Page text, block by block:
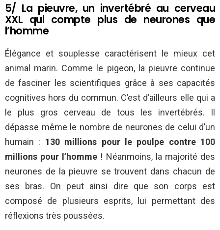
5/ La pieuvre, un invertébré au cerveau
XXL qui compte plus de neurones que
l’homme
Élégance et souplesse caractérisent le mieux cet
animal marin. Comme le pigeon, la pieuvre continue
de fasciner les scientifiques grâce à ses capacités
cognitives hors du commun. C’est d’ailleurs elle qui a
le plus gros cerveau de tous les invertébrés. Il
dépasse même le nombre de neurones de celui d’un
humain : 130 millions pour le poulpe contre 100
millions pour l’homme ! Néanmoins, la majorité des
neurones de la pieuvre se trouvent dans chacun de
ses bras. On peut ainsi dire que son corps est
composé de plusieurs esprits, lui permettant des
réflexions très poussées.